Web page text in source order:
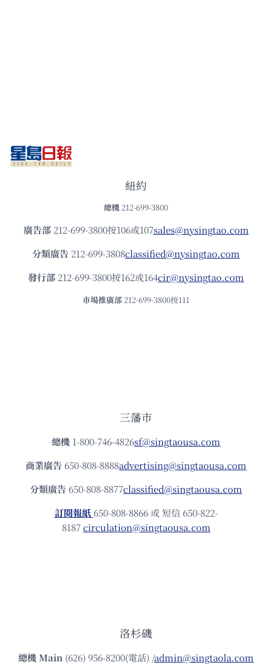
紐約
總機 212-699-3800
廣告部212-699-3800按106或107sales@nysingtao.com
分類廣告 212-699-3808classified@nysingtao.com
發⾏部 212-699-3800按162或164cir@nysingtao.com
市場推廣部 212-699-3800按111
三藩市
總機 1-800-746-4826sf@singtaousa.com
商業廣告 650-808-8888advertising@singtaousa.com
分類廣告 650-808-8877classified@singtaousa.com
訂閱報紙 650-808-8866 或 短信 650-822-
8187circulation@singtaousa.com
洛杉磯
總機Main (626) 956-8200(電話) /admin@singtaola.com